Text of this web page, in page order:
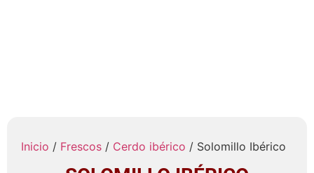
Inicio / Frescos / Cerdo ibérico / Solomillo Ibérico